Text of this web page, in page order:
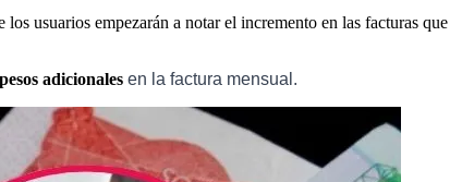
los usuarios empezarán a notar el incremento en las facturas que
adicionales en la factura mensual.